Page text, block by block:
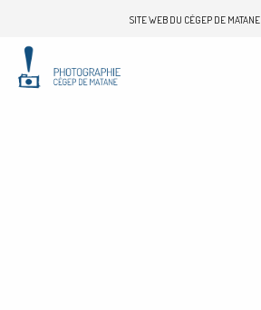
SITE WEB DU CÉGEP DE MATANE